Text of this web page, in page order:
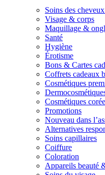
Soins des
Visage & corps
Maquillage &
Santé
Hygiène
Érotisme
Bons & Cartes
Coffrets cadeaux
Cosmétiques
Cosmétiques
Promotions
Nouveau dans
Alternatives
Soins capillaires
Coiffure
Coloration
Appareils beauté